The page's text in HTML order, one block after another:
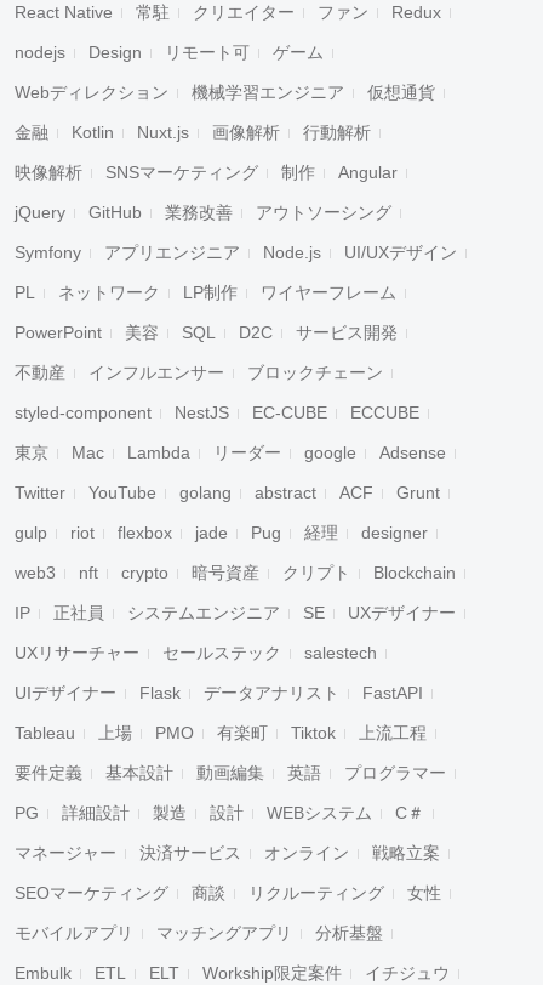
React Native 常駐 クリエイター ファン Redux
nodejs Design リモート可 ゲーム
Webディレクション 機械学習エンジニア 仮想通貨
金融 Kotlin Nuxt.js 画像解析 行動解析
映像解析 SNSマーケティング 制作 Angular
jQuery GitHub 業務改善 アウトソーシング
Symfony アプリエンジニア Node.js UI/UXデザイン
PL ネットワーク LP制作 ワイヤーフレーム
PowerPoint 美容 SQL D2C サービス開発
不動産 インフルエンサー ブロックチェーン
styled-component NestJS EC-CUBE ECCUBE
東京 Mac Lambda リーダー google Adsense
Twitter YouTube golang abstract ACF Grunt
gulp riot flexbox jade Pug 経理 designer
web3 nft crypto 暗号資産 クリプト Blockchain
IP 正社員 システムエンジニア SE UXデザイナー
UXリサーチャー セールステック salestech
UIデザイナー Flask データアナリスト FastAPI
Tableau 上場 PMO 有楽町 Tiktok 上流工程
要件定義 基本設計 動画編集 英語 プログラマー
PG 詳細設計 製造 設計 WEBシステム C＃
マネージャー 決済サービス オンライン 戦略立案
SEOマーケティング 商談 リクルーティング 女性
モバイルアプリ マッチングアプリ 分析基盤
Embulk ETL ELT Workship限定案件 イチジュウ